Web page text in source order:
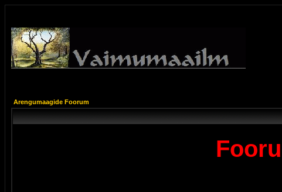
Arengumaagide Foorum